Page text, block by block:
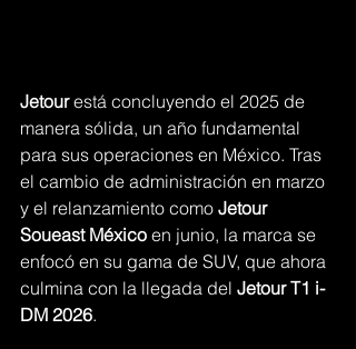
Jetour está concluyendo el 2025 de
manera sólida, un año fundamental
para sus operaciones en México. Tras
el cambio de administración en marzo
y el relanzamiento como Jetour
Soueast México en junio, la marca se
enfocó en su gama de SUV, que ahora
culmina con la llegada del Jetour T1 i-
DM 2026.